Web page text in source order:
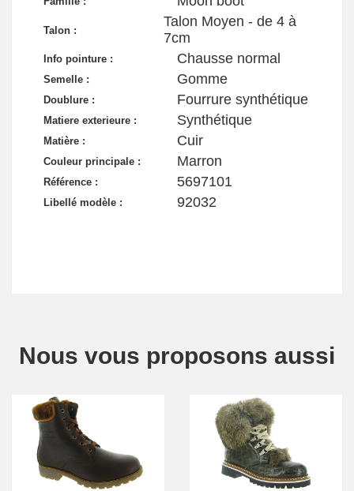
Talon :
Talon Moyen - de 4 à
7cm
Info pointure : Chausse normal
Semelle : Gomme
Doublure : Fourrure synthétique
Matiere exterieure : Synthétique
Matière : Cuir
Couleur principale : Marron
Référence : 5697101
Libellé modèle : 92032
Nous vous proposons aussi